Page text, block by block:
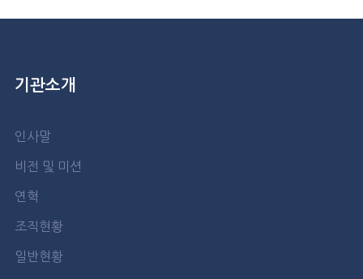
기관소개
인사말
비전 및 미션
연혁
조직현황
일반현황